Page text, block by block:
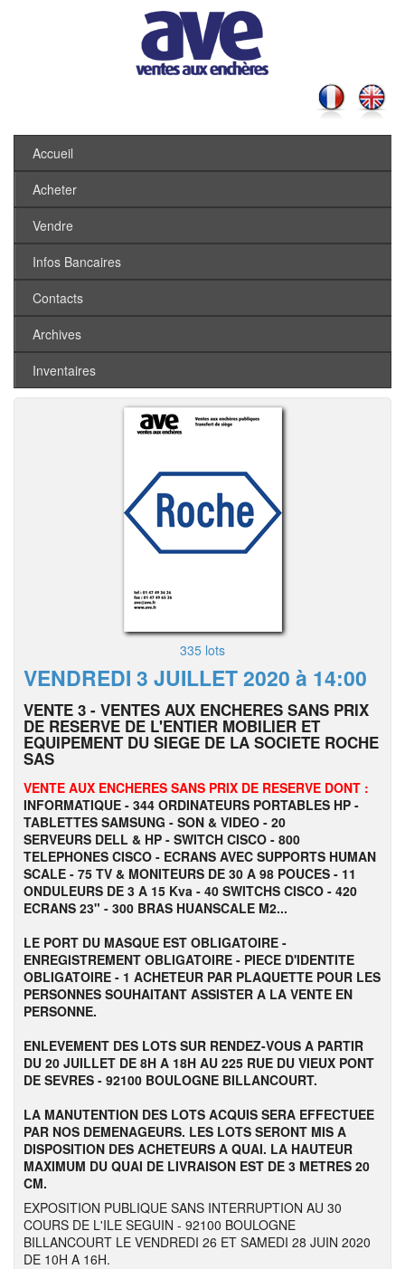
Accueil
Acheter
Vendre
Infos Bancaires
Contacts
Archives
Inventaires
335 lots
VENDREDI 3 JUILLET 2020 à 14:00
VENTE 3 - VENTES AUX ENCHERES SANS PRIX
DE RESERVE DE L'ENTIER MOBILIER ET
EQUIPEMENT DU SIEGE DE LA SOCIETE ROCHE
SAS
VENTE AUX ENCHERES SANS PRIX DE RESERVE DONT :
INFORMATIQUE - 344 ORDINATEURS PORTABLES HP -
TABLETTES SAMSUNG - SON & VIDEO - 20
SERVEURS DELL & HP - SWITCH CISCO - 800
TELEPHONES CISCO - ECRANS AVEC SUPPORTS HUMAN
SCALE - 75 TV & MONITEURS DE 30 A 98 POUCES - 11
ONDULEURS DE 3 A 15 Kva - 40 SWITCHS CISCO - 420
ECRANS 23" - 300 BRAS HUANSCALE M2...
LE PORT DU MASQUE EST OBLIGATOIRE -
ENREGISTREMENT OBLIGATOIRE - PIECE D'IDENTITE
OBLIGATOIRE - 1 ACHETEUR PAR PLAQUETTE POUR LES
PERSONNES SOUHAITANT ASSISTER A LA VENTE EN
PERSONNE.
ENLEVEMENT DES LOTS SUR RENDEZ-VOUS A PARTIR
DU 20 JUILLET DE 8H A 18H AU 225 RUE DU VIEUX PONT
DE SEVRES - 92100 BOULOGNE BILLANCOURT.
LA MANUTENTION DES LOTS ACQUIS SERA EFFECTUEE
PAR NOS DEMENAGEURS. LES LOTS SERONT MIS A
DISPOSITION DES ACHETEURS A QUAI. LA HAUTEUR
MAXIMUM DU QUAI DE LIVRAISON EST DE 3 METRES 20
CM.
EXPOSITION PUBLIQUE SANS INTERRUPTION AU 30
COURS DE L'ILE SEGUIN - 92100 BOULOGNE
BILLANCOURT LE VENDREDI 26 ET SAMEDI 28 JUIN 2020
DE 10H A 16H.